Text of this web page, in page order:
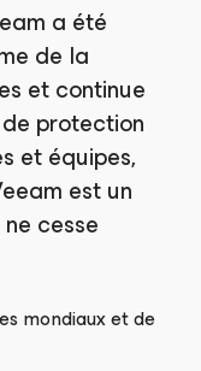
a été
de la
et continue
protection
et équipes,
est un
cesse
mondiaux et de